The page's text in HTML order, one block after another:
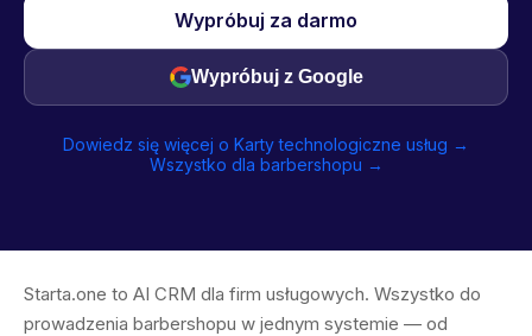
Wypróbuj za darmo
Wypróbuj z Google
Dowiedz się więcej o Karty technologiczne usług →
Wszystko dla barbershopu →
Starta.one to AI CRM dla firm usługowych. Wszystko do
prowadzenia barbershopu w jednym systemie — od